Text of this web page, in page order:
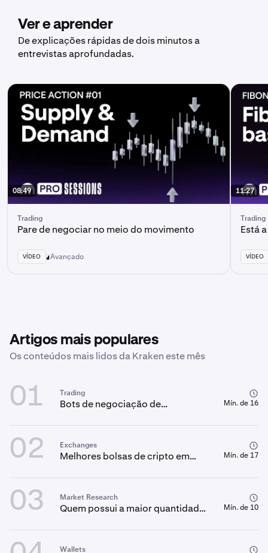
Ver e aprender
De explicações rápidas de dois minutos a
entrevistas aprofundadas.
08:49
Trading
Pare de negociar no meio do movimento
VÍDEO Avançado
11:27
Trading
Está
VÍDEO
Artigos mais populares
Os conteúdos mais lidos da Kraken este mês
01 Trading
Bots de negociação de
Mín. de 16
02 Exchanges
Melhores bolsas de cripto em
Mín. de 17
03 Market Research
Quem possui a maior quantidade
Mín. de 10
Wallets